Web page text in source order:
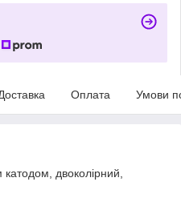
Оплата Умови
двоколірний,